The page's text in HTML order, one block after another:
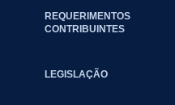
REQUERIMENTOS
CONTRIBUINTES
LEGISLAÇÃO